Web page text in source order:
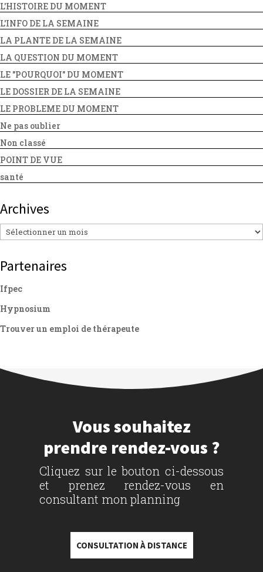
L'HISTOIRE DU MOMENT
L'INFO DE LA SEMAINE
LA PLANTE DE LA SEMAINE
LA QUESTION DU MOMENT
LE "POURQUOI" DU MOMENT
LE DOSSIER DE LA SEMAINE
LE PROBLEME DU MOMENT
Ne pas oublier
Non classé
POINT DE VUE
santé
Archives
Archives
Partenaires
Ifpec
Hypnosium
Trouver un emploi de thérapeute
Vous souhaitez
prendre rendez-vous ?
Cliquez sur le bouton ci-dessous
et prenez rendez-vous en
consultant mon planning
CONSULTATION À DISTANCE